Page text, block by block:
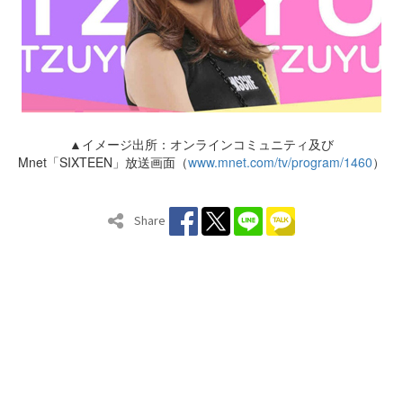
▲イメージ出所：オンラインコミュニティ及び
Mnet「SIXTEEN」放送画面（www.mnet.com/tv/program/1460）
Share